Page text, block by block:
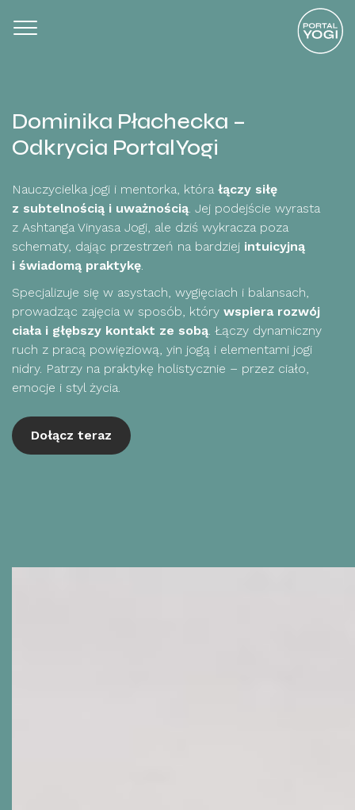
Dominika Płachecka –
Odkrycia PortalYogi
Nauczycielka jogi i mentorka, która łączy siłę
z subtelnością i uważnością. Jej podejście wyrasta
z Ashtanga Vinyasa Jogi, ale dziś wykracza poza
schematy, dając przestrzeń na bardziej intuicyjną
i świadomą praktykę.
Specjalizuje się w asystach, wygięciach i balansach,
prowadząc zajęcia w sposób, który wspiera rozwój
ciała i głębszy kontakt ze sobą. Łączy dynamiczny
ruch z pracą powięziową, yin jogą i elementami jogi
nidry. Patrzy na praktykę holistycznie – przez ciało,
emocje i styl życia.
Dołącz teraz